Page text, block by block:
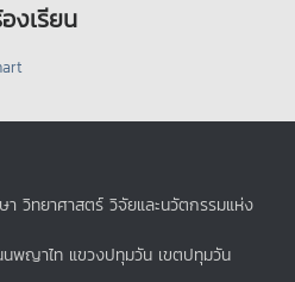
งเรียน
วิทยาศาสตร์ วิจัยและนวัตกรรมแห่ง
นพญาไท แขวงปทุมวัน เขตปทุมวัน